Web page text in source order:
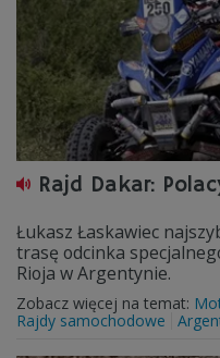
Rajd Dakar:
Łukasz Łaskawiec
trasę odcinka
Rioja w Argentynie.
Zobacz więcej na temat:
Rajdy samochodowe